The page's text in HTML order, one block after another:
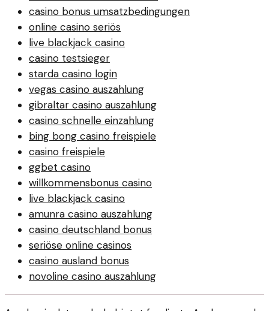
casino bonus umsatzbedingungen
online casino seriös
live blackjack casino
casino testsieger
starda casino login
vegas casino auszahlung
gibraltar casino auszahlung
casino schnelle einzahlung
bing bong casino freispiele
casino freispiele
ggbet casino
willkommensbonus casino
live blackjack casino
amunra casino auszahlung
casino deutschland bonus
seriöse online casinos
casino ausland bonus
novoline casino auszahlung